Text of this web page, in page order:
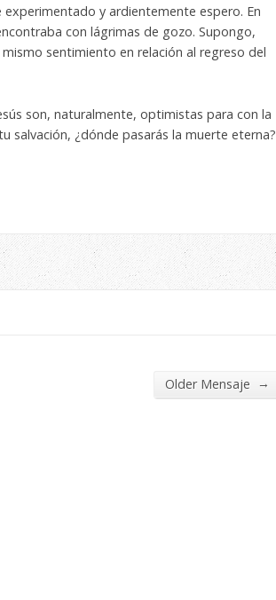
y ardientemente espero. En
con lágrimas de gozo. Supongo,
sentimiento en relación al regreso del
son, naturalmente, optimistas para con la
salvación, ¿dónde pasarás la muerte eterna?
Older Mensaje →